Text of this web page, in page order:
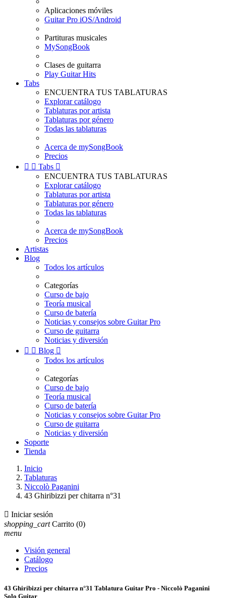
Aplicaciones móviles
Guitar Pro iOS/Android
Partituras musicales
MySongBook
Clases de guitarra
Play Guitar Hits
Tabs
ENCUENTRA TUS TABLATURAS
Explorar catálogo
Tablaturas por artista
Tablaturas por género
Todas las tablaturas
Acerca de mySongBook
Precios
  Tabs 
ENCUENTRA TUS TABLATURAS
Explorar catálogo
Tablaturas por artista
Tablaturas por género
Todas las tablaturas
Acerca de mySongBook
Precios
Artistas
Blog
Todos los artículos
Categorías
Curso de bajo
Teoría musical
Curso de batería
Noticias y consejos sobre Guitar Pro
Curso de guitarra
Noticias y diversión
  Blog 
Todos los artículos
Categorías
Curso de bajo
Teoría musical
Curso de batería
Noticias y consejos sobre Guitar Pro
Curso de guitarra
Noticias y diversión
Soporte
Tienda
Inicio
Tablaturas
Niccolò Paganini
43 Ghiribizzi per chitarra n°31
 Iniciar sesión
shopping_cart Carrito (0)
menu
Visión general
Catálogo
Precios
43 Ghiribizzi per chitarra n°31 Tablatura Guitar Pro - Niccolò Paganini
Solo Guitar